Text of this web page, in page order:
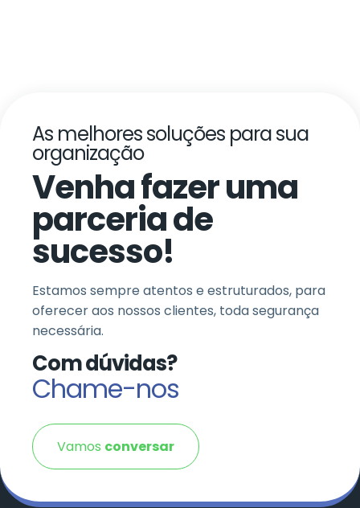
As melhores soluções para sua
organização
Venha fazer uma
parceria de
sucesso!
Estamos sempre atentos e estruturados, para
oferecer aos nossos clientes, toda segurança
necessária.
Com dúvidas?
Chame-nos
Vamos conversar